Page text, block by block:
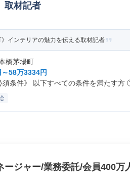
取材記者
》インテリアの魅力を伝える取材記者
橋茅場町
58万3334円
条件》 以下すべての条件を満たす方
ージャー/業務委託/会員400